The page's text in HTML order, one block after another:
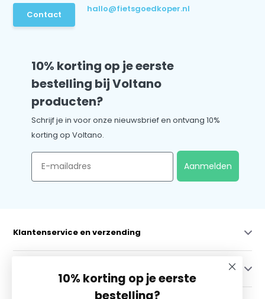
Contact
hallo@fietsgoedkoper.nl
10% korting op je eerste
bestelling bij Voltano
producten?
Schrijf je in voor onze nieuwsbrief en ontvang 10%
korting op Voltano.
Email
Aanmelden
Klantenservice en verzending
10% korting op je eerste
bestelling?